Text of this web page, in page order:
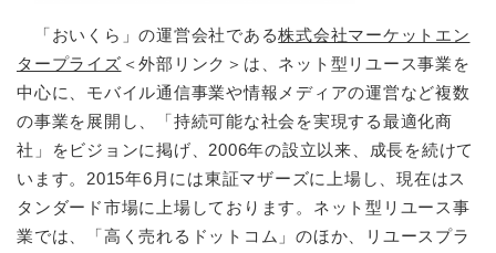
「おいくら」の運営会社である株式会社マーケットエン
タープライズ ＜外部リンク＞ は、ネット型リユース事業を
中心に、モバイル通信事業や情報メディアの運営など複数
の事業を展開し、「持続可能な社会を実現する最適化商
社」をビジョンに掲げ、2006年の設立以来、成長を続けて
います。2015年6月には東証マザーズに上場し、現在はス
タンダード市場に上場しております。ネット型リユース事
業では、「高く売れるドットコム」のほか、リユースプラ